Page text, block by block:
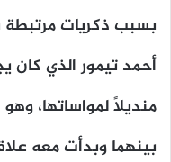
بسبب ذكريات مرتبطة
أحمد تيمور الذي كان
منديلاً لمواساتها،
بينهما وبدأت معه